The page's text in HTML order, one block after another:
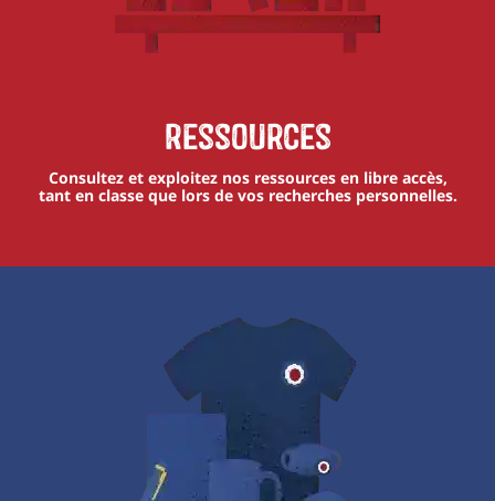
Ressources
Consultez et exploitez nos ressources en libre accès,
tant en classe que lors de vos recherches personnelles.